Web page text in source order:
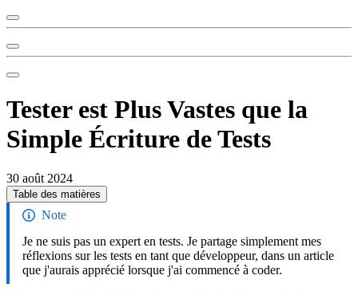
Tester est Plus Vastes que la
Simple Écriture de Tests
30 août 2024
Table des matières
Note
Je ne suis pas un expert en tests. Je partage simplement mes
réflexions sur les tests en tant que développeur, dans un article
que j'aurais apprécié lorsque j'ai commencé à coder.